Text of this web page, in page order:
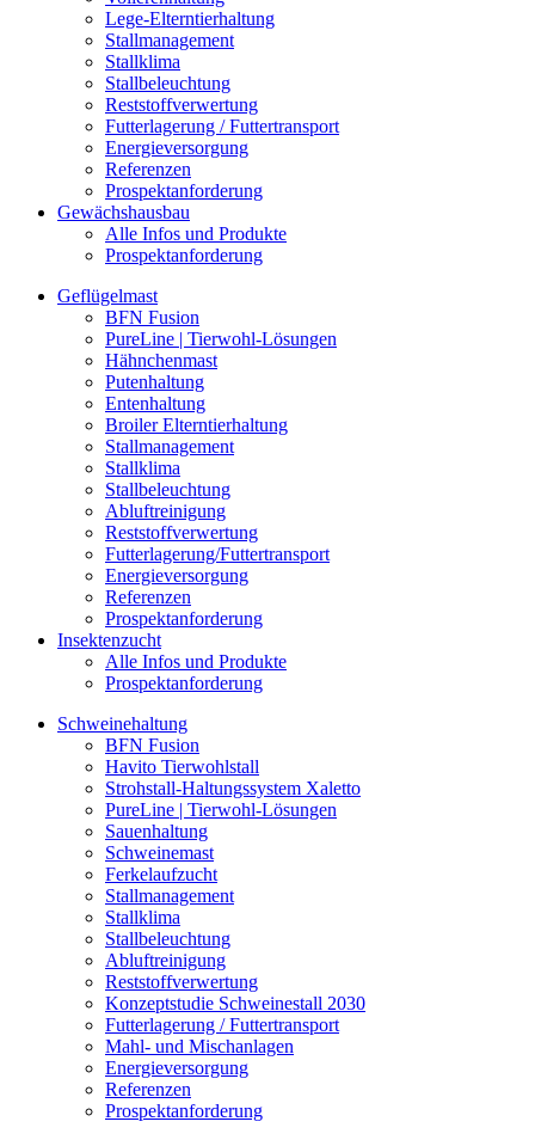
Lege-Elterntierhaltung
Stallmanagement
Stallklima
Stallbeleuchtung
Reststoffverwertung
Futterlagerung / Futtertransport
Energieversorgung
Referenzen
Prospektanforderung
Gewächshausbau
Alle Infos und Produkte
Prospektanforderung
Geflügelmast
BFN Fusion
PureLine | Tierwohl-Lösungen
Hähnchenmast
Putenhaltung
Entenhaltung
Broiler Elterntierhaltung
Stallmanagement
Stallklima
Stallbeleuchtung
Abluftreinigung
Reststoffverwertung
Futterlagerung/Futtertransport
Energieversorgung
Referenzen
Prospektanforderung
Insektenzucht
Alle Infos und Produkte
Prospektanforderung
Schweinehaltung
BFN Fusion
Havito Tierwohlstall
Strohstall-Haltungssystem Xaletto
PureLine | Tierwohl-Lösungen
Sauenhaltung
Schweinemast
Ferkelaufzucht
Stallmanagement
Stallklima
Stallbeleuchtung
Abluftreinigung
Reststoffverwertung
Konzeptstudie Schweinestall 2030
Futterlagerung / Futtertransport
Mahl- und Mischanlagen
Energieversorgung
Referenzen
Prospektanforderung